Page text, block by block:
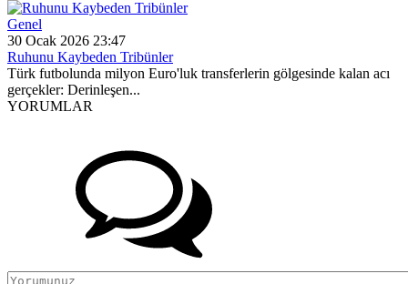
Genel
30 Ocak 2026 23:47
Ruhunu Kaybeden Tribünler
Türk futbolunda milyon Euro'luk transferlerin gölgesinde kalan acı
gerçekler: Derinleşen...
YORUMLAR